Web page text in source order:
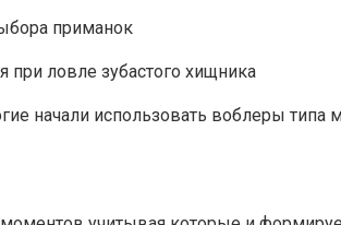
при ловле зубастого хищника
начали использовать воблеры типа